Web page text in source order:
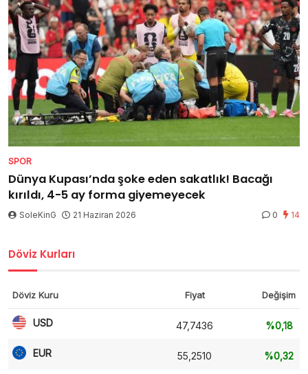
SPOR
Dünya Kupası’nda şoke eden sakatlık! Bacağı
kırıldı, 4-5 ay forma giyemeyecek
SoleKinG 21 Haziran 2026 0 14
Döviz Kurları
Döviz Kuru Fiyat Değişim
USD 47,7436 %0,18
EUR 55,2510 %0,32